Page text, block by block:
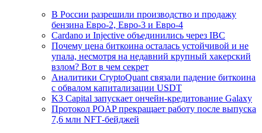
В России разрешили производство и продажу
бензина Евро-2, Евро-3 и Евро-4
Cardano и Injective объединились через IBC
Почему цена биткоина осталась устойчивой и не
упала, несмотря на недавний крупный хакерский
взлом? Вот в чем секрет
Аналитики CryptoQuant связали падение биткоина
с обвалом капитализации USDT
K3 Capital запускает ончейн-кредитование Galaxy
Протокол POAP прекращает работу после выпуска
7,6 млн NFT‑бейджей